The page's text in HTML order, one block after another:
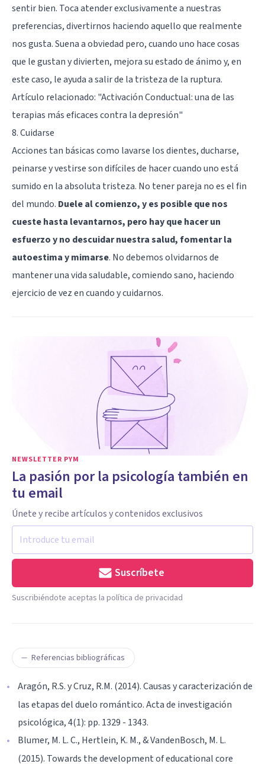
sentir bien. Toca atender exclusivamente a nuestras
preferencias, divertirnos haciendo aquello que realmente
nos gusta. Suena a obviedad pero, cuando uno hace cosas
que le gustan y divierten, mejora su estado de ánimo y, en
este caso, le ayuda a salir de la tristeza de la ruptura.
Artículo relacionado: "Activación Conductual: una de las
terapias más eficaces contra la depresión"
8. Cuidarse
Acciones tan básicas como lavarse los dientes, ducharse,
peinarse y vestirse son difíciles de hacer cuando uno está
sumido en la absoluta tristeza. No tener pareja no es el fin
del mundo. Duele al comienzo, y es posible que nos
cueste hasta levantarnos, pero hay que hacer un
esfuerzo y no descuidar nuestra salud, fomentar la
autoestima y mimarse. No debemos olvidarnos de
mantener una vida saludable, comiendo sano, haciendo
ejercicio de vez en cuando y cuidarnos.
NEWSLETTER PYM
La pasión por la psicología también en
tu email
Únete y recibe artículos y contenidos exclusivos
Suscríbete
Suscribiéndote aceptas la política de privacidad
Referencias bibliográficas
Aragón, R.S. y Cruz, R.M. (2014). Causas y caracterización de
las etapas del duelo romántico. Acta de investigación
psicológica, 4(1): pp. 1329 - 1343.
Blumer, M. L. C., Hertlein, K. M., & VandenBosch, M. L.
(2015). Towards the development of educational core